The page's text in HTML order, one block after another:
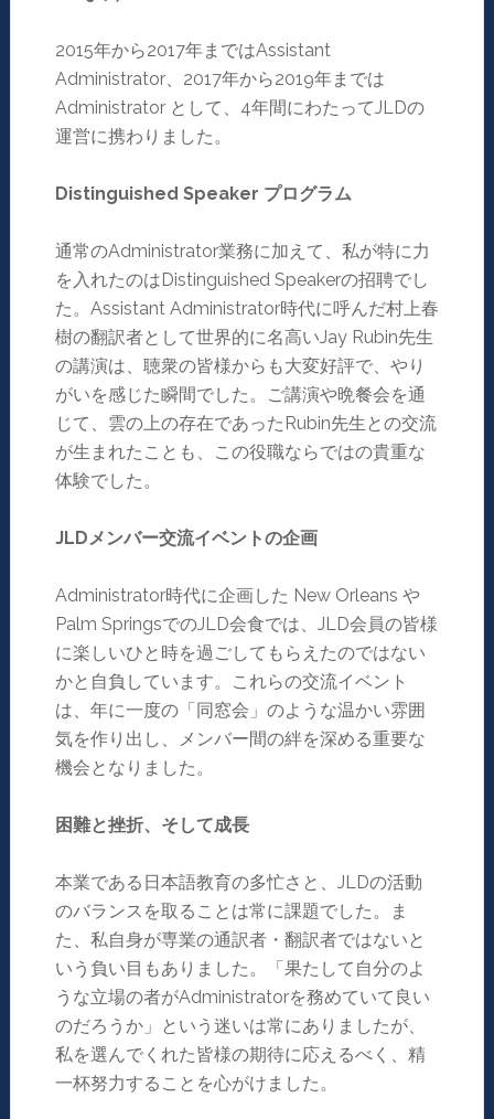
2015年から2017年まではAssistant
Administrator、2017年から2019年までは
Administrator として、4年間にわたってJLDの
運営に携わりました。
Distinguished Speaker プログラム
通常のAdministrator業務に加えて、私が特に力
を入れたのはDistinguished Speakerの招聘でし
た。Assistant Administrator時代に呼んだ村上春
樹の翻訳者として世界的に名高いJay Rubin先生
の講演は、聴衆の皆様からも大変好評で、やり
がいを感じた瞬間でした。ご講演や晩餐会を通
じて、雲の上の存在であったRubin先生との交流
が生まれたことも、この役職ならではの貴重な
体験でした。
JLD メンバー交流イベントの企画
Administrator時代に企画した New Orleans や
Palm SpringsでのJLD会食では、JLD会員の皆様
に楽しいひと時を過ごしてもらえたのではない
かと自負しています。これらの交流イベント
は、年に一度の「同窓会」のような温かい雰囲
気を作り出し、メンバー間の絆を深める重要な
機会となりました。
困難と挫折、そして成長
本業である日本語教育の多忙さと、JLDの活動
のバランスを取ることは常に課題でした。ま
た、私自身が専業の通訳者・翻訳者ではないと
いう負い目もありました。「果たして自分のよ
うな立場の者がAdministratorを務めていて良い
のだろうか」という迷いは常にありましたが、
私を選んでくれた皆様の期待に応えるべく、精
一杯努力することを心がけました。